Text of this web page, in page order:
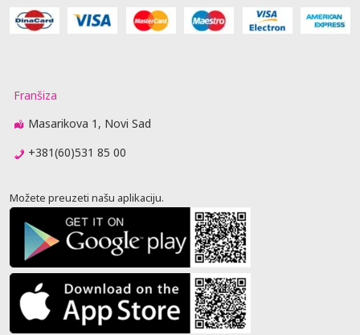
Franšiza
Masarikova 1, Novi Sad
+381(60)531 85 00
Možete preuzeti našu aplikaciju.